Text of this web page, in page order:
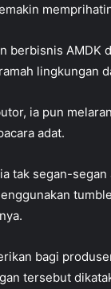
berbisnis AMDK
lingkungan
ia pun
adat.
tak segan-
bagi
tersebut